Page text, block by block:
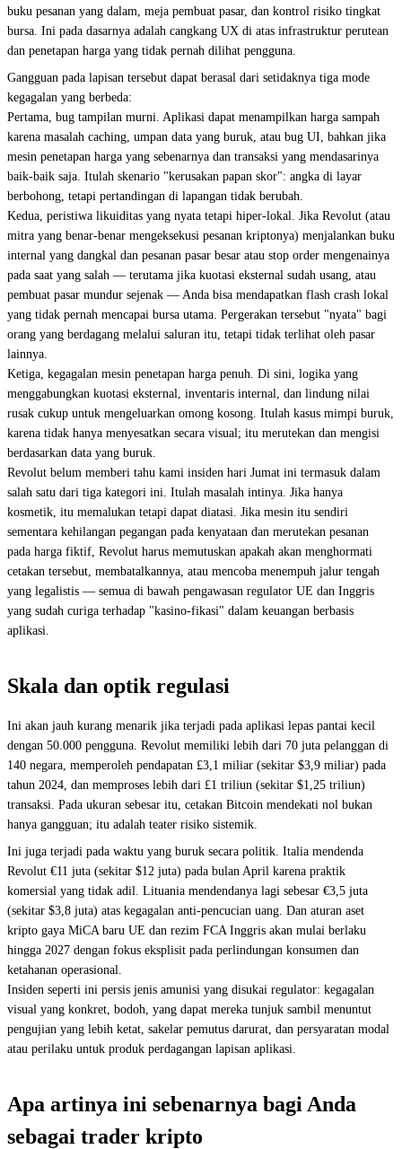
buku pesanan yang dalam, meja pembuat pasar, dan kontrol risiko tingkat
bursa. Ini pada dasarnya adalah cangkang UX di atas infrastruktur perutean
dan penetapan harga yang tidak pernah dilihat pengguna.
Gangguan pada lapisan tersebut dapat berasal dari setidaknya tiga mode
kegagalan yang berbeda:
Pertama, bug tampilan murni. Aplikasi dapat menampilkan harga sampah
karena masalah caching, umpan data yang buruk, atau bug UI, bahkan jika
mesin penetapan harga yang sebenarnya dan transaksi yang mendasarinya
baik-baik saja. Itulah skenario "kerusakan papan skor": angka di layar
berbohong, tetapi pertandingan di lapangan tidak berubah.
Kedua, peristiwa likuiditas yang nyata tetapi hiper-lokal. Jika Revolut (atau
mitra yang benar-benar mengeksekusi pesanan kriptonya) menjalankan buku
internal yang dangkal dan pesanan pasar besar atau stop order mengenainya
pada saat yang salah — terutama jika kuotasi eksternal sudah usang, atau
pembuat pasar mundur sejenak — Anda bisa mendapatkan flash crash lokal
yang tidak pernah mencapai bursa utama. Pergerakan tersebut "nyata" bagi
orang yang berdagang melalui saluran itu, tetapi tidak terlihat oleh pasar
lainnya.
Ketiga, kegagalan mesin penetapan harga penuh. Di sini, logika yang
menggabungkan kuotasi eksternal, inventaris internal, dan lindung nilai
rusak cukup untuk mengeluarkan omong kosong. Itulah kasus mimpi buruk,
karena tidak hanya menyesatkan secara visual; itu merutekan dan mengisi
berdasarkan data yang buruk.
Revolut belum memberi tahu kami insiden hari Jumat ini termasuk dalam
salah satu dari tiga kategori ini. Itulah masalah intinya. Jika hanya
kosmetik, itu memalukan tetapi dapat diatasi. Jika mesin itu sendiri
sementara kehilangan pegangan pada kenyataan dan merutekan pesanan
pada harga fiktif, Revolut harus memutuskan apakah akan menghormati
cetakan tersebut, membatalkannya, atau mencoba menempuh jalur tengah
yang legalistis — semua di bawah pengawasan regulator UE dan Inggris
yang sudah curiga terhadap "kasino-fikasi" dalam keuangan berbasis
aplikasi.
Skala dan optik regulasi
Ini akan jauh kurang menarik jika terjadi pada aplikasi lepas pantai kecil
dengan 50.000 pengguna. Revolut memiliki lebih dari 70 juta pelanggan di
140 negara, memperoleh pendapatan £3,1 miliar (sekitar $3,9 miliar) pada
tahun 2024, dan memproses lebih dari £1 triliun (sekitar $1,25 triliun)
transaksi. Pada ukuran sebesar itu, cetakan Bitcoin mendekati nol bukan
hanya gangguan; itu adalah teater risiko sistemik.
Ini juga terjadi pada waktu yang buruk secara politik. Italia mendenda
Revolut €11 juta (sekitar $12 juta) pada bulan April karena praktik
komersial yang tidak adil. Lituania mendendanya lagi sebesar €3,5 juta
(sekitar $3,8 juta) atas kegagalan anti-pencucian uang. Dan aturan aset
kripto gaya MiCA baru UE dan rezim FCA Inggris akan mulai berlaku
hingga 2027 dengan fokus eksplisit pada perlindungan konsumen dan
ketahanan operasional.
Insiden seperti ini persis jenis amunisi yang disukai regulator: kegagalan
visual yang konkret, bodoh, yang dapat mereka tunjuk sambil menuntut
pengujian yang lebih ketat, sakelar pemutus darurat, dan persyaratan modal
atau perilaku untuk produk perdagangan lapisan aplikasi.
Apa artinya ini sebenarnya bagi Anda
sebagai trader kripto